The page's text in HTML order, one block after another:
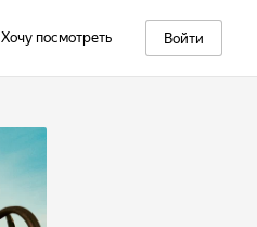
Хочу посмотреть Войти